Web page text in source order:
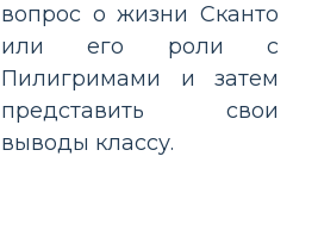
вопрос о жизни Скантo
или его роли с
Пилигримами и затем
представить свои
выводы классу.